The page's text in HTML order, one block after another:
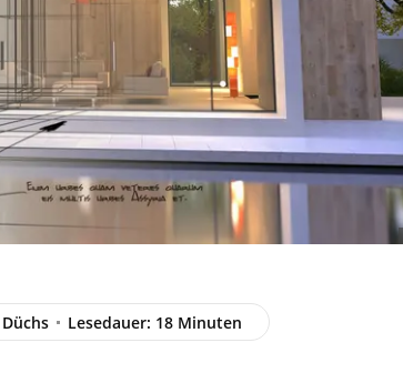
Lesedauer: 18 Minuten